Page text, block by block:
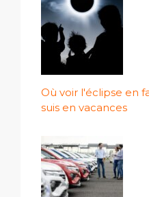
Où voir l'éclipse en
suis en vacances